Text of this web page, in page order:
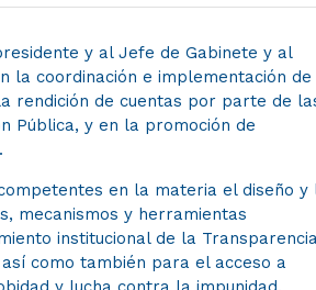
y al Jefe de Gabinete y al
la coordinación e implementación de
rendición de cuentas por parte de
Pública, y en la promoción de
en la materia el diseño y
mecanismos y herramientas
institucional de la Transparencia
como también para el acceso a